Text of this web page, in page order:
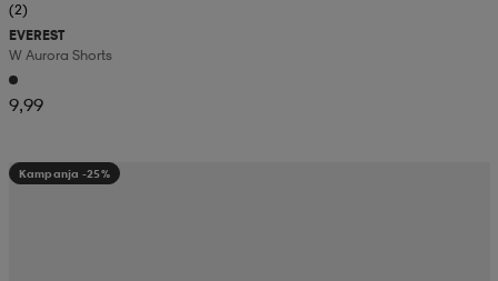
(2)
EVEREST
W Aurora Shorts
9,99
Kampanja -25%